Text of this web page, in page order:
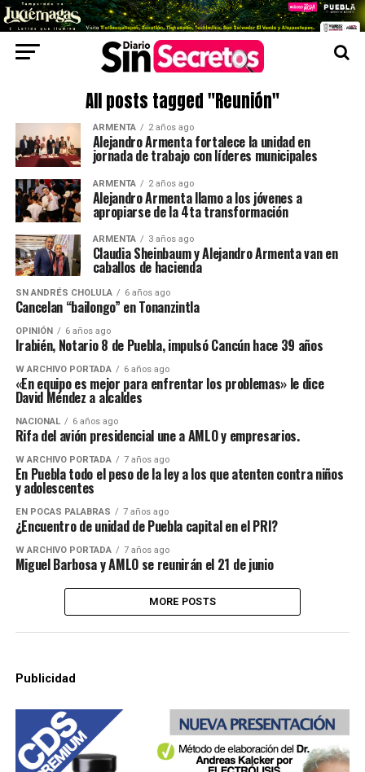
All posts tagged "Reunión"
ARMENTA 2 años ago
Alejandro Armenta fortalece la unidad en
jornada de trabajo con líderes municipales
ARMENTA 2 años ago
Alejandro Armenta llamo a los jóvenes a
apropiarse de la 4ta transformación
ARMENTA 3 años ago
Claudia Sheinbaum y Alejandro Armenta van en
caballos de hacienda
SN ANDRÉS CHOLULA 6 años ago
Cancelan “bailongo” en Tonanzintla
OPINIÓN 6 años ago
Irabién, Notario 8 de Puebla, impulsó Cancún hace 39 años
W ARCHIVO PORTADA 6 años ago
«En equipo es mejor para enfrentar los problemas» le dice
David Méndez a alcaldes
NACIONAL 6 años ago
Rifa del avión presidencial une a AMLO y empresarios.
W ARCHIVO PORTADA 7 años ago
En Puebla todo el peso de la ley a los que atenten contra niños
y adolescentes
EN POCAS PALABRAS 7 años ago
¿Encuentro de unidad de Puebla capital en el PRI?
W ARCHIVO PORTADA 7 años ago
Miguel Barbosa y AMLO se reunirán el 21 de junio
MORE POSTS
Publicidad